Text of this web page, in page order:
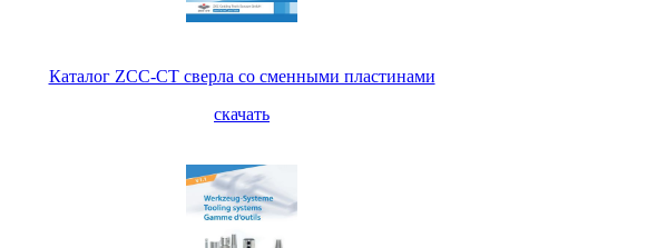
Каталог ZCC-CT сверла со сменными пластинами
скачать